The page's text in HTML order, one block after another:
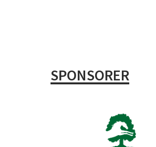
SPONSORER